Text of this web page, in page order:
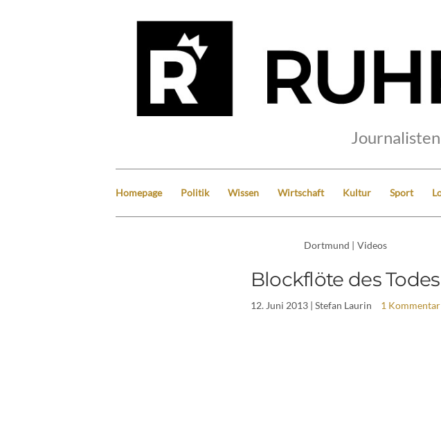
Homepage Politik Wissen Wirtschaft Kultur Sport
Dortmund | Videos
Blockflöte des Todes
12. Juni 2013| Stefan Laurin 1 Kommentar